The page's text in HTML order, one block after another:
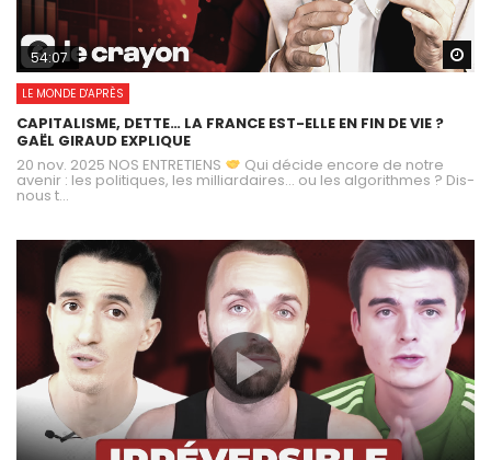
54:07
LE MONDE D'APRÈS
CAPITALISME, DETTE… LA FRANCE EST-ELLE EN FIN DE VIE ?
GAËL GIRAUD EXPLIQUE
20 nov. 2025 NOS ENTRETIENS
Qui décide encore de notre
avenir : les politiques, les milliardaires… ou les algorithmes ? Dis-
nous t...